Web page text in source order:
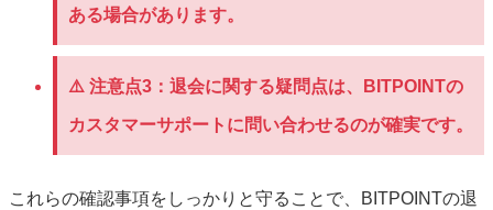
ある場合があります。
⚠️ 注意点3： 退会に関する疑問点は、BITPOINTの
カスタマーサポートに問い合わせるのが確実です。
これらの確認事項をしっかりと守ることで、BITPOINTの退